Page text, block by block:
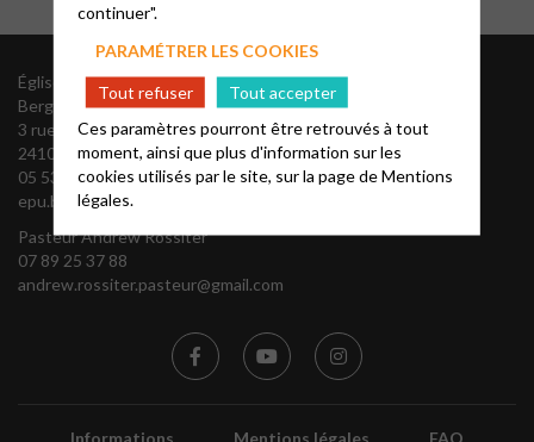
Église Protestante Unie du
Bergeracois
3 rue des Recollets
24100 BERGERAC
05 53 57 02 79
epu.bergeracois@gmail.com
Présidente du Conseil
Presbytéral
Jocelyne HAJDUK
jocelynehajduk@gmail.com
Pasteur Andrew Rossiter
07 89 25 37 88
andrew.rossiter.pasteur@gmail.com
Informations Mentions légales FAQ
continuer".
PARAMÉTRER LES COOKIES
Tout refuser
Tout accepter
Ces paramètres pourront être retrouvés à tout
moment, ainsi que plus d'information sur les
cookies utilisés par le site, sur la page deMentions
légales.